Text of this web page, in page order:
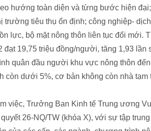
hướng toàn diện và từng bước hiện
trường tiêu thụ ổn định; công nghiệp-
lực, bộ mặt nông thôn liên tục đổi mới.
đạt 19,75 triệu đồng/người, tăng 1,93
quân đầu người khu vực nông thôn
còn dưới 5%, cơ bản không còn nhà tạm
việc, Trưởng Ban Kinh tế Trung ương
26-NQ/TW (khóa X), với sự tập